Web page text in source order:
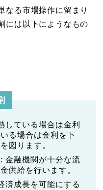
なる市場操作に留まり
には以下にようなもの
している場合は金利
る場合は金利を下
図ります。
: 金融機関が十分な流
供給を行います。
済成長を可能にする